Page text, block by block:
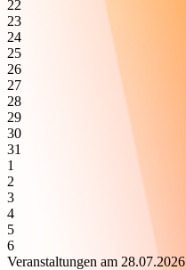
22
23
24
25
26
27
28
29
30
31
1
2
3
4
5
6
Veranstaltungen am 28.07.2026